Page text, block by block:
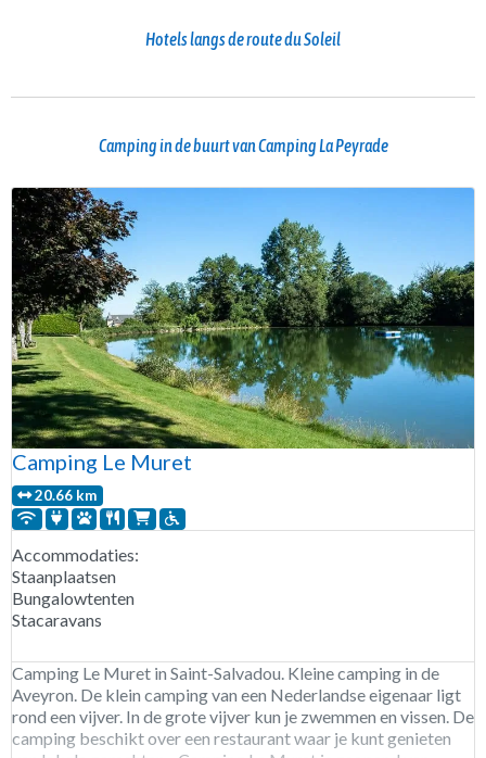
Hotels langs de route du Soleil
Camping in de buurt van Camping La Peyrade
Camping Le Muret
20.66 km
Accommodaties:
Staanplaatsen
Bungalowtenten
Stacaravans
Camping Le Muret in Saint-Salvadou. Kleine camping in de
Aveyron. De klein camping van een Nederlandse eigenaar ligt
rond een vijver. In de grote vijver kun je zwemmen en vissen. De
camping beschikt over een restaurant waar je kunt genieten